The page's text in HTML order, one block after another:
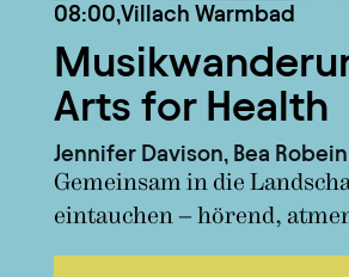
08:00,Villach Warmbad
Arts for Health
Jennifer Davison, Bea Robein
Gemeinsam in die
eintauchen – hörend,